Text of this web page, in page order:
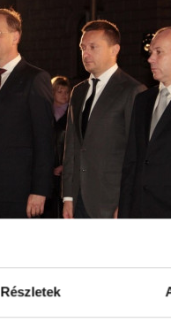
Részletek